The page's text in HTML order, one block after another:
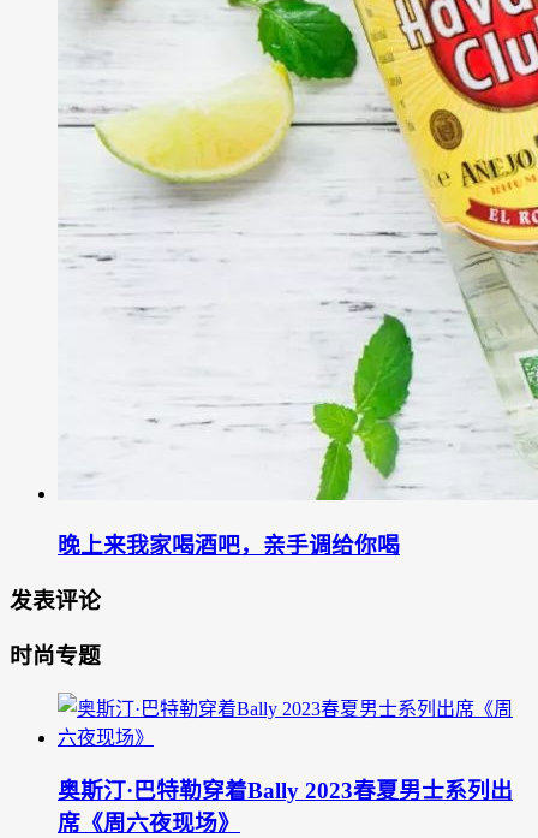
晚上来我家喝酒吧，亲手调给你喝
发表评论
时尚专题
奥斯汀·巴特勒穿着Bally 2023春夏男士系列出
席《周六夜现场》